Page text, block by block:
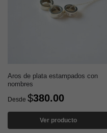
Aros de plata estampados con
nombres
Desde $380.00
Ver producto